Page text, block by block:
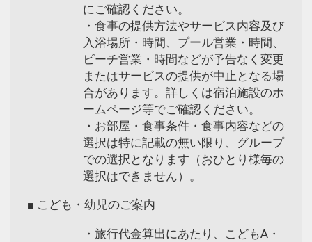
にご確認ください。
・食事の提供方法やサービス内容及び
入浴場所・時間、プール営業・時間、
ビーチ営業・時間などが予告なく変更
またはサービスの提供が中止となる場
合があります。詳しくは宿泊施設のホ
ームページ等でご確認ください。
・お部屋・食事条件・食事内容などの
選択は特に記載の無い限り、グループ
での選択となります（おひとり様毎の
選択はできません）。
■ こども・幼児のご案内
・旅行代金算出にあたり、こどもA・